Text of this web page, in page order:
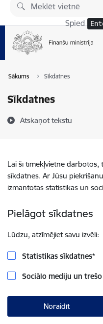
Pāriet uz lapas saturu
Spied
Sākums Sīkdatnes
Sīkdatnes
Atskaņot tekstu
Lai šī tīmekļvietne darbotos,
sīkdatnes. Ar Jūsu
izmantotas statistikas un
Pielāgot sīkdatnes
Lūdzu, atzīmējiet savu izvēli:
Statistikas sīkdatnes*
Sociālo mediju un
Noraidīt